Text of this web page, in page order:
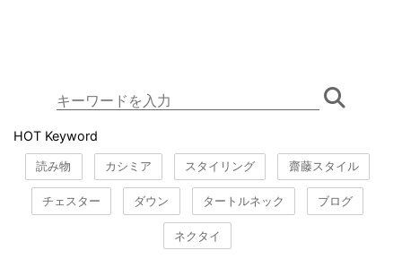
HOT Keyword
読み物 カシミア スタイリング 齋藤スタイル
チェスター ダウン タートルネック ブログ
ネクタイ